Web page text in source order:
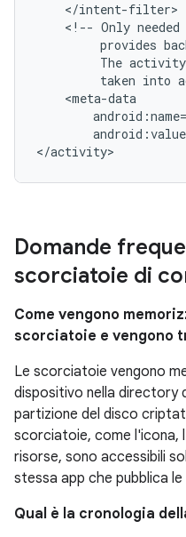
<!-- Only needed
provides
The activity
taken into
</activity>
Domande
scorciatoie di
Come vengono
scorciatoie e vengono
Le scorciatoie vengono
dispositivo nella directory
partizione del disco
scorciatoie, come l'icona,
risorse, sono accessibili
stessa app che pubblica
Qual è la cronologia